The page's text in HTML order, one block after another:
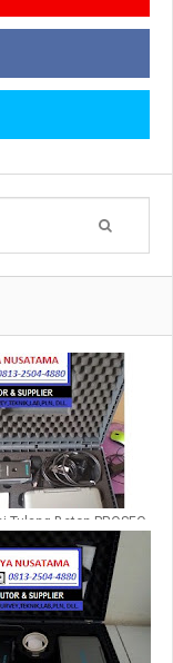
Tulang Beton PROSEQ
PM600 di Kalimantan